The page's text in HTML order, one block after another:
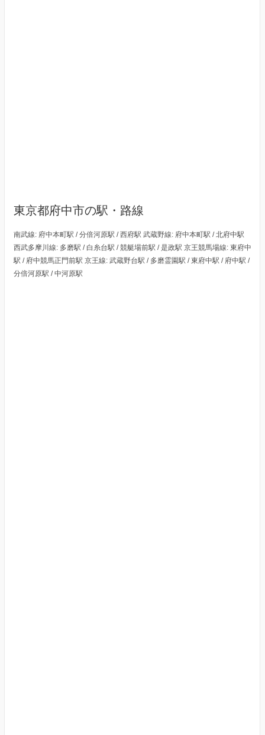
東京都府中市の駅・路線
南武線: 府中本町駅 / 分倍河原駅 / 西府駅 武蔵野線: 府中本町駅 / 北府中駅
西武多摩川線: 多磨駅 / 白糸台駅 / 競艇場前駅 / 是政駅 京王競馬場線: 東府中
駅 / 府中競馬正門前駅 京王線: 武蔵野台駅 / 多磨霊園駅 / 東府中駅 / 府中駅 /
分倍河原駅 / 中河原駅